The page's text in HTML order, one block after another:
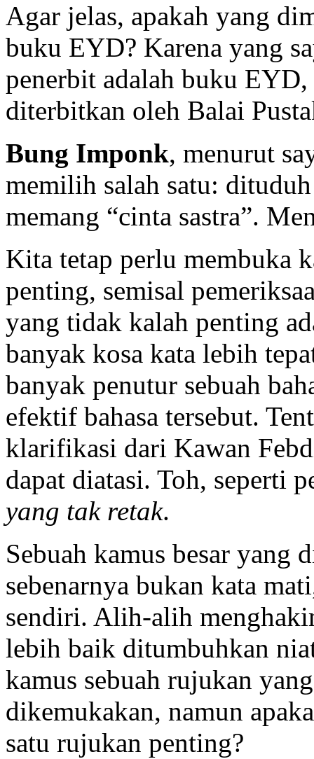
Agar jelas, apakah yang
buku EYD? Karena yang
penerbit adalah buku
diterbitkan oleh Balai
Bung Imponk, menurut
memilih salah satu:
memang “cinta sastra”.
Kita tetap perlu membuka
penting, semisal
yang tidak kalah penting
banyak kosa kata lebih
banyak penutur sebuah
efektif bahasa tersebut.
klarifikasi dari Kawan
dapat diatasi. Toh, seperti
yang tak retak.
Sebuah kamus besar yang
sebenarnya bukan kata
sendiri. Alih-alih
lebih baik ditumbuhkan
kamus sebuah rujukan
dikemukakan, namun
satu rujukan penting?